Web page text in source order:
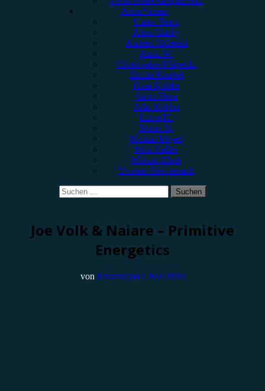
Autor*innen
Unser Team
Alina Hasky
Andrea Holstein
Anna W.
Christopher Filipecki
Emilia Knebel
Gina Köhler
Jonas Horn
Julia Köhler
Lucie K.
Marie H.
Marius Meyer
Max Keller
Melvin Klein
Yvonne Hopfensack
Suchen
nach:
Joe Volk & Naiare – Primitive
Energetics
von Maximilian2. Mai 2020